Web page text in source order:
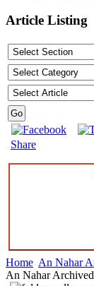
Article Listing
Share
Home An Nahar
An Nahar